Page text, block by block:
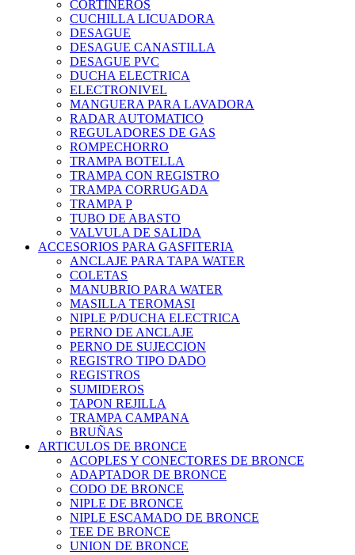
CORTINEROS
CUCHILLA LICUADORA
DESAGUE
DESAGUE CANASTILLA
DESAGUE PVC
DUCHA ELECTRICA
ELECTRONIVEL
MANGUERA PARA LAVADORA
RADAR AUTOMATICO
REGULADORES DE GAS
ROMPECHORRO
TRAMPA BOTELLA
TRAMPA CON REGISTRO
TRAMPA CORRUGADA
TRAMPA P
TUBO DE ABASTO
VALVULA DE SALIDA
ACCESORIOS PARA GASFITERIA
ANCLAJE PARA TAPA WATER
COLETAS
MANUBRIO PARA WATER
MASILLA TEROMASI
NIPLE P/DUCHA ELECTRICA
PERNO DE ANCLAJE
PERNO DE SUJECCION
REGISTRO TIPO DADO
REGISTROS
SUMIDEROS
TAPON REJILLA
TRAMPA CAMPANA
BRUÑAS
ARTICULOS DE BRONCE
ACOPLES Y CONECTORES DE BRONCE
ADAPTADOR DE BRONCE
CODO DE BRONCE
NIPLE DE BRONCE
NIPLE ESCAMADO DE BRONCE
TEE DE BRONCE
UNION DE BRONCE